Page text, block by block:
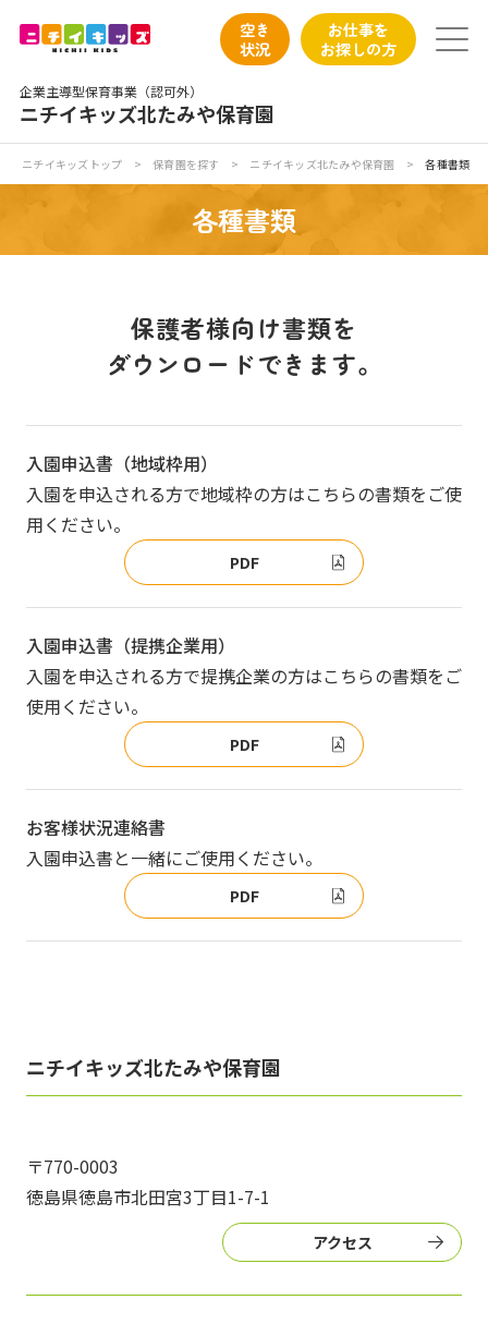
企業主導型保育事業（認可外）
ニチイキッズ北たみや保育園
空き
状況
お仕事を
お探しの方
お食事
写真販売サービス
よくあるご質問
保育園に関するお問い合わせ
プライバシーポリシー
サイトマップ
ニチイキッズトップ > 保育園を探す > ニチイキッズ北たみや保育園 > 各種書類
各種書類
保護者様向け書類を
ダウンロードできます。
入園申込書（地域枠用）
入園を申込される方で地域枠の方はこちらの書類をご使
用ください。
PDF
入園申込書（提携企業用）
入園を申込される方で提携企業の方はこちらの書類をご
使用ください。
PDF
お客様状況連絡書
入園申込書と一緒にご使用ください。
PDF
ニチイキッズ北たみや保育園
〒770-0003
徳島県徳島市北田宮3丁目1-7-1
アクセス